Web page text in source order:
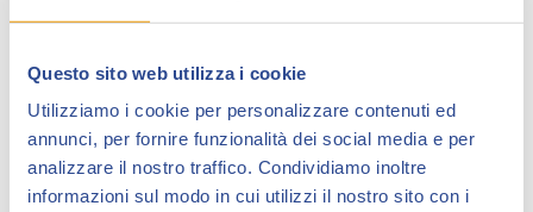
Questo sito web utilizza i cookie
Utilizziamo i cookie per personalizzare contenuti ed
annunci, per fornire funzionalità dei social media e per
analizzare il nostro traffico. Condividiamo inoltre
informazioni sul modo in cui utilizzi il nostro sito con i